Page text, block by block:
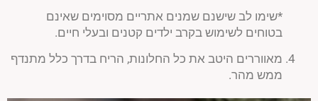
*שימו לב שישנם שמנים אתריים מסוימים שאינם
בטוחים לשימוש בקרב ילדים קטנים ובעלי חיים.
מאווררים היטב את כל החלונות, הריח בדרך כלל מתנדף
ממש מהר.